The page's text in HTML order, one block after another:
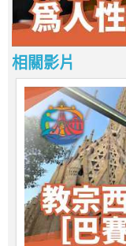
相關影片